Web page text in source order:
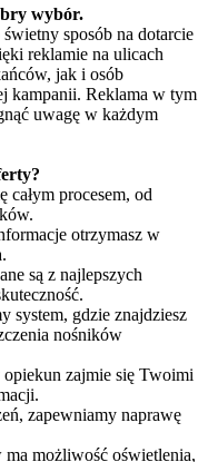
wybór.
świetny sposób na dotarcie
reklamie na ulicach
jak i osób
kampanii. Reklama w tym
uwagę w każdym
całym procesem, od
otrzymasz w
są z najlepszych
system, gdzie znajdziesz
nośników
zajmie się Twoimi
zapewniamy naprawę
możliwość oświetlenia,